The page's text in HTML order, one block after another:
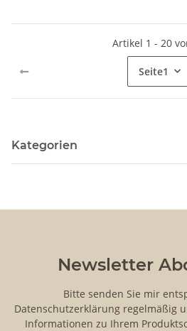
Artikel 1 - 20
Seite1
Kategorien
Newsletter
Bitte senden Sie mir
Datenschutzerklärung regelmäßig
Informationen zu Ihrem